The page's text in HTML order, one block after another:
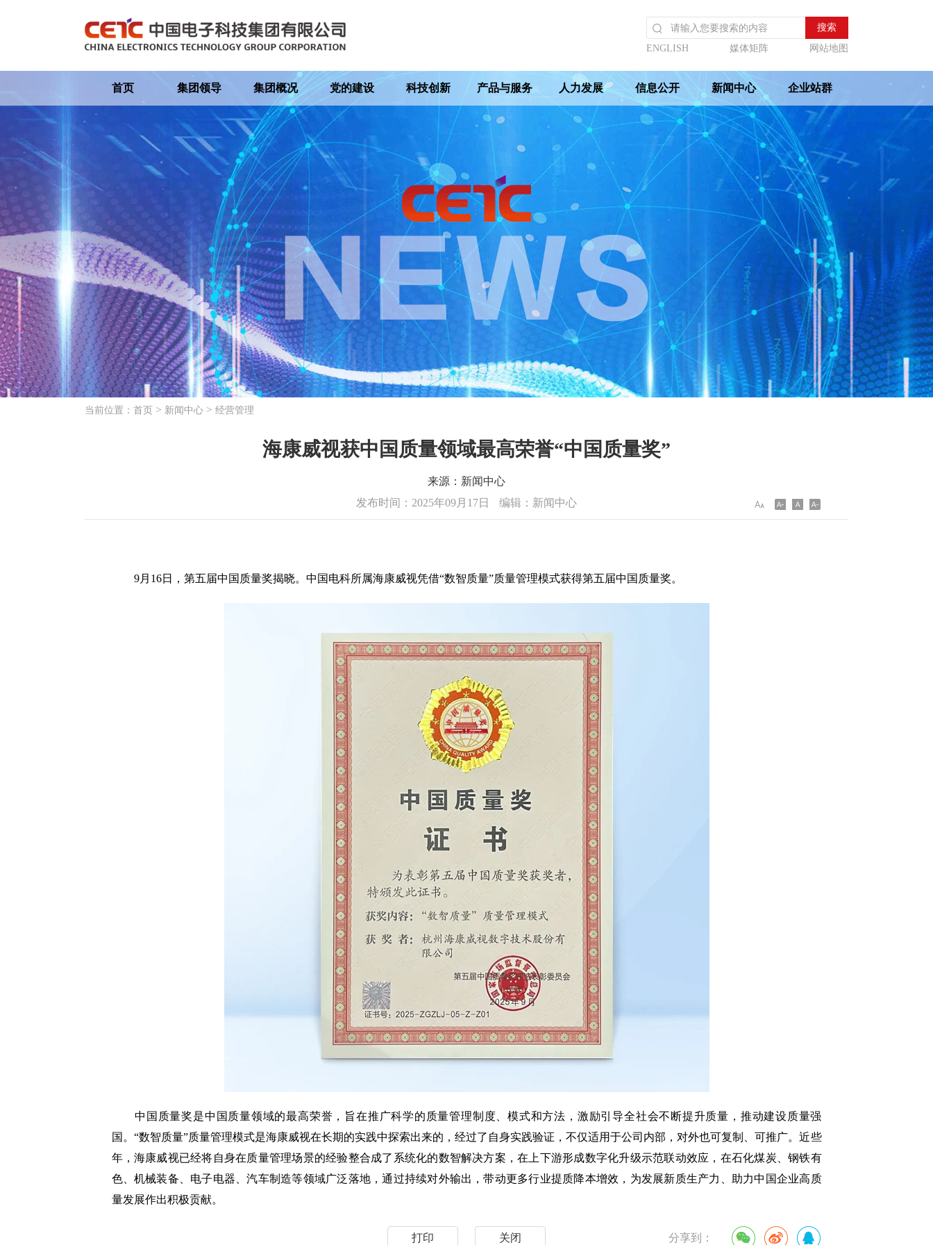
ENGLISH 媒体矩阵 网站地图
首页 集团领导 集团概况 党的建设 科技创新 产品与服务 人力发展 信息公开 新闻中心 企业站群
当前位置： 首页 > 新闻中心 > 经营管理
海康威视获中国质量领域最高荣誉“中国质量奖”
来源：新闻中心
发布时间：2025年09月17日
编辑：新闻中心
9月16日，第五届中国质量奖揭晓。中国电科所属海康威视凭借“数智质量”质量管理模式获得第五届中国质量奖。
中国质量奖是中国质量领域的最高荣誉，旨在推广科学的质量管理制度、模式和方法，激励引导全社会不断提升质量，推动建设质量强
国。“数智质量”质量管理模式是海康威视在长期的实践中探索出来的，经过了自身实践验证，不仅适用于公司内部，对外也可复制、可推广。近些
年，海康威视已经将自身在质量管理场景的经验整合成了系统化的数智解决方案，在上下游形成数字化升级示范联动效应，在石化煤炭、钢铁有
色、机械装备、电子电器、汽车制造等领域广泛落地，通过持续对外输出，带动更多行业提质降本增效，为发展新质生产力、助力中国企业高质
量发展作出积极贡献。
打印 关闭 分享到：